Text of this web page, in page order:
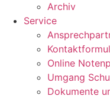
Archiv
Service
Online
Umgang
Dokumente